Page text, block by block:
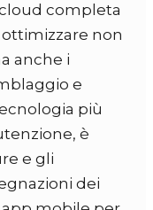
completa
non
anche i
e
più
è
e gli
dei